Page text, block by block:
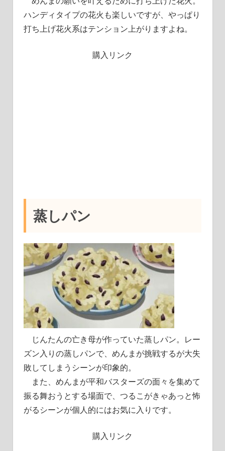
ハンディタイプの花火も楽しいですが、やっぱり
打ち上げ花火系はテンション上がりますよね。
購入リンク
蒸しパン
じんたんの亡き母が作っていた蒸しパン。レー
ズン入りの蒸しパンで、めんまが挑戦するが大失
敗してしまうシーンが印象的。
また、めんまが平和バスターズの面々を集めて
振る舞おうとする場面で、つるこがきゃあっと怖
がるシーンが個人的にはお気に入りです。
購入リンク